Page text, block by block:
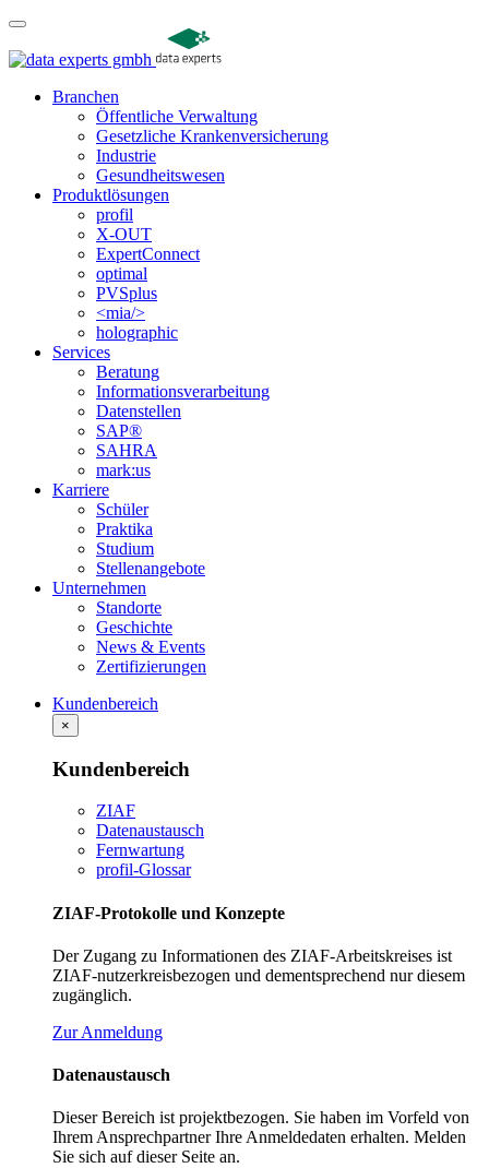
Branchen
Öffentliche Verwaltung
Gesetzliche Krankenversicherung
Industrie
Gesundheitswesen
Produktlösungen
profil
X-OUT
ExpertConnect
optimal
PVSplus
<mia/>
holographic
Services
Beratung
Informations­verarbeitung
Datenstellen
SAP®
SAHRA
mark:us
Karriere
Schüler
Praktika
Studium
Stellenangebote
Unternehmen
Standorte
Geschichte
News & Events
Zertifizierungen
Kundenbereich
×
Kundenbereich
ZIAF
Datenaustausch
Fernwartung
profil-Glossar
ZIAF-Protokolle und Konzepte
Der Zugang zu Informationen des ZIAF-Arbeitskreises ist
ZIAF-nutzerkreisbezogen und dementsprechend nur diesem
zugänglich.
Zur Anmeldung
Datenaustausch
Dieser Bereich ist projektbezogen. Sie haben im Vorfeld von
Ihrem Ansprechpartner Ihre Anmeldedaten erhalten. Melden
Sie sich auf dieser Seite an.